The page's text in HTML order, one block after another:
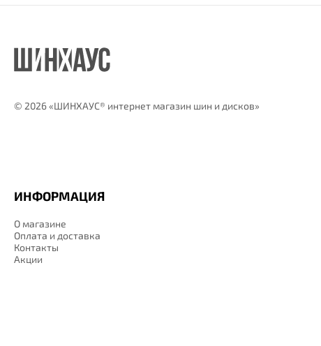
© 2026 «ШИНХАУС® интернет магазин шин и дисков»
ИНФОРМАЦИЯ
О магазине
Оплата и доставка
Контакты
Акции